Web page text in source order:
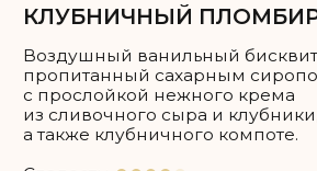
начинкой, можно одной — на ваше
Как рассчитать нужное вам
количество торта?